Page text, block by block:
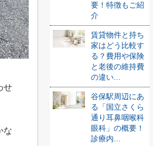
せ
な
要！特徴もご紹
介
賃貸物件と持ち
家はどう比較す
る？費用や保険
と老後の維持費
の違い...
谷保駅周辺にあ
る「国立さくら
通り耳鼻咽喉科
眼科」の概要！
診療内...